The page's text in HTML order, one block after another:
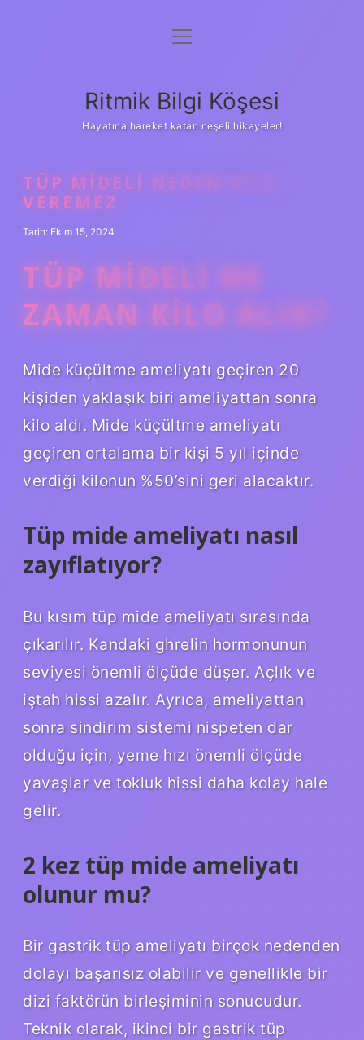
Anasayfa
Yasal Uyarı
menüyü
Ritmik Bilgi Köşesi
Hayatına hareket katan neşeli hikayeler!
TÜP MIDELI NEDEN KILO
VEREMEZ
Tarih: Ekim 15, 2024
TÜP MIDELI NE
ZAMAN KILO ALIR?
Mide küçültme ameliyatı geçiren 20
kişiden yaklaşık biri ameliyattan sonra
kilo aldı. Mide küçültme ameliyatı
geçiren ortalama bir kişi 5 yıl içinde
verdiği kilonun %50’sini geri alacaktır.
Tüp mide ameliyatı nasıl
zayıflatıyor?
Bu kısım tüp mide ameliyatı sırasında
çıkarılır. Kandaki ghrelin hormonunun
seviyesi önemli ölçüde düşer. Açlık ve
iştah hissi azalır. Ayrıca, ameliyattan
sonra sindirim sistemi nispeten dar
olduğu için, yeme hızı önemli ölçüde
yavaşlar ve tokluk hissi daha kolay hale
gelir.
2 kez tüp mide ameliyatı
olunur mu?
Bir gastrik tüp ameliyatı birçok nedenden
dolayı başarısız olabilir ve genellikle bir
dizi faktörün birleşiminin sonucudur.
Teknik olarak, ikinci bir gastrik tüp